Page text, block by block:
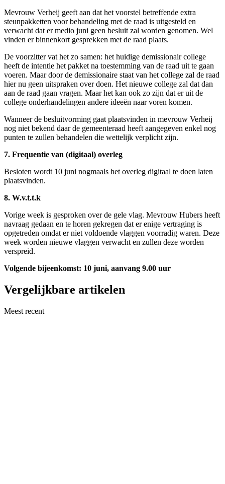
Mevrouw Verheij geeft aan dat het voorstel betreffende extra
steunpakketten voor behandeling met de raad is uitgesteld en
verwacht dat er medio juni geen besluit zal worden genomen. Wel
vinden er binnenkort gesprekken met de raad plaats.
De voorzitter vat het zo samen: het huidige demissionair college
heeft de intentie het pakket na toestemming van de raad uit te gaan
voeren. Maar door de demissionaire staat van het college zal de raad
hier nu geen uitspraken over doen. Het nieuwe college zal dat dan
aan de raad gaan vragen. Maar het kan ook zo zijn dat er uit de
college onderhandelingen andere ideeën naar voren komen.
Wanneer de besluitvorming gaat plaatsvinden in mevrouw Verheij
nog niet bekend daar de gemeenteraad heeft aangegeven enkel nog
punten te zullen behandelen die wettelijk verplicht zijn.
7. Frequentie van (digitaal) overleg
Besloten wordt 10 juni nogmaals het overleg digitaal te doen laten
plaatsvinden.
8. W.v.t.t.k
Vorige week is gesproken over de gele vlag. Mevrouw Hubers heeft
navraag gedaan en te horen gekregen dat er enige vertraging is
opgetreden omdat er niet voldoende vlaggen voorradig waren. Deze
week worden nieuwe vlaggen verwacht en zullen deze worden
verspreid.
Volgende bijeenkomst: 10 juni, aanvang 9.00 uur
Vergelijkbare artikelen
Meest recent